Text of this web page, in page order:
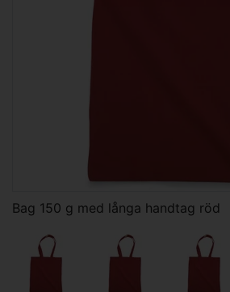
Bag 150 g med långa handtag röd